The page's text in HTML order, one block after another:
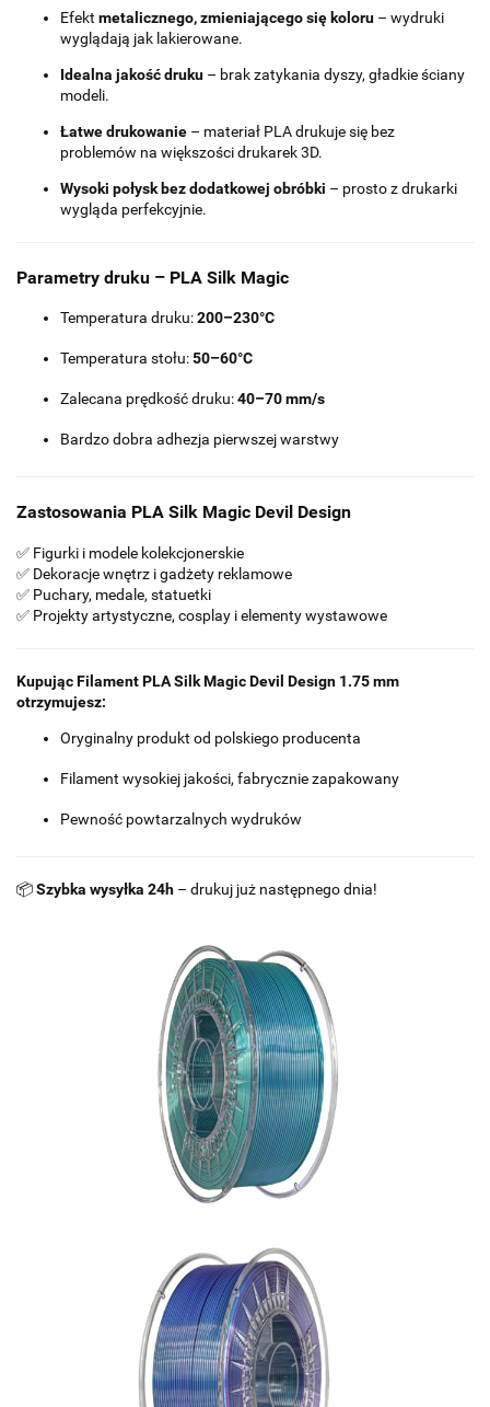
Efekt metalicznego, zmieniającego się koloru – wydruki
wyglądają jak lakierowane.
Idealna jakość druku – brak zatykania dyszy, gładkie ściany
modeli.
Łatwe drukowanie – materiał PLA drukuje się bez
problemów na większości drukarek 3D.
Wysoki połysk bez dodatkowej obróbki – prosto z drukarki
wygląda perfekcyjnie.
Parametry druku – PLA Silk Magic
Temperatura druku:200–230°C
Temperatura stołu:50–60°C
Zalecana prędkość druku:40–70 mm/s
Bardzo dobra adhezja pierwszej warstwy
Zastosowania PLA Silk Magic Devil Design
✅ Figurki i modele kolekcjonerskie
✅ Dekoracje wnętrz i gadżety reklamowe
✅ Puchary, medale, statuetki
✅ Projekty artystyczne, cosplay i elementy wystawowe
Kupując Filament PLA Silk Magic Devil Design 1.75 mm
otrzymujesz:
Oryginalny produkt od polskiego producenta
Filament wysokiej jakości, fabrycznie zapakowany
Pewność powtarzalnych wydruków
📦Szybka wysyłka 24h – drukuj już następnego dnia!